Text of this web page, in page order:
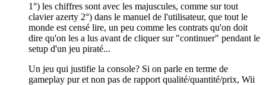
1°) les chiffres sont avec les majuscules, comme sur tout
clavier azerty 2°) dans le manuel de l'utilisateur, que tout le
monde est censé lire, un peu comme les contrats qu'on doit
dire qu'on les a lus avant de cliquer sur "continuer" pendant le
setup d'un jeu piraté...
Un jeu qui justifie la console? Si on parle en terme de
gameplay pur et non pas de rapport qualité/quantité/prix, Wii